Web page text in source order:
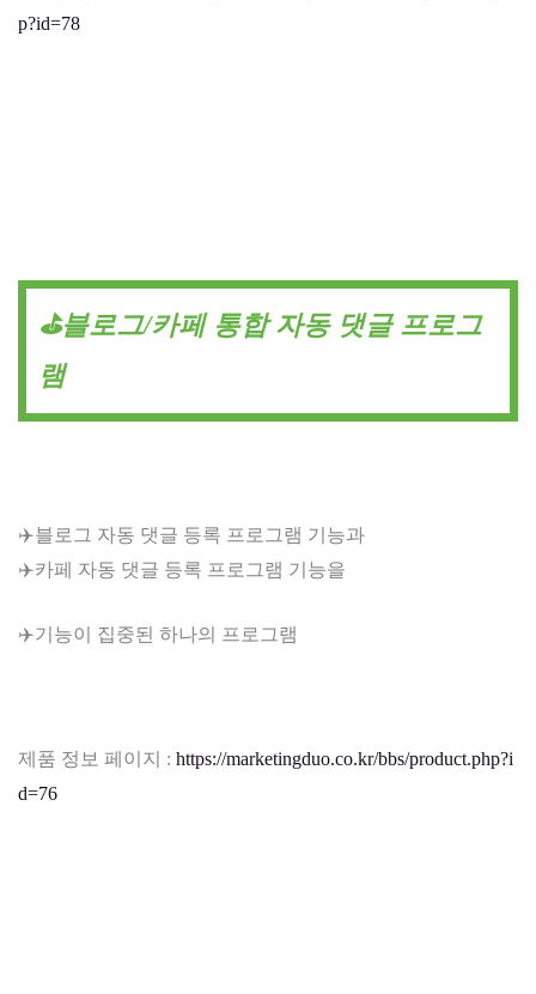
p?id=78
⛳블로그/카페 통합 자동 댓글 프로그
램
✈️블로그 자동 댓글 등록 프로그램 기능과
✈️카페 자동 댓글 등록 프로그램 기능을
✈️기능이 집중된 하나의 프로그램
제품 정보 페이지 : https://marketingduo.co.kr/bbs/product.php?i
d=76